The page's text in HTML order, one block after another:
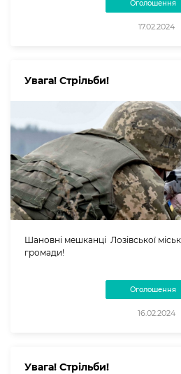
Оголошення
17.02.2024
Увага! Стрільби!
Шановні мешканці Лозівської
громади!
Оголошення
16.02.2024
Увага! Стрільби!